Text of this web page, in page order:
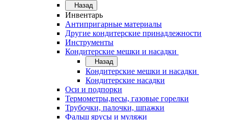
Назад
Инвентарь
Антипригарные материалы
Другие кондитерские принадлежности
Инструменты
Кондитерские мешки и насадки
Назад
Кондитерские мешки и насадки
Кондитерские насадки
Оси и подпорки
Термометры,весы, газовые горелки
Трубочки, палочки, шпажки
Фальш ярусы и муляжи